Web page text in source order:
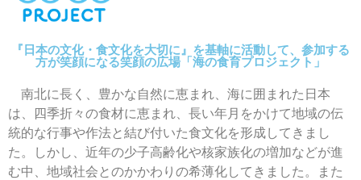
『日本の文化・食文化を大切に』を基軸に活動して、参加する
方が笑顔になる笑顔の広場「海の食育プロジェクト」
南北に長く、豊かな自然に恵まれ、海に囲まれた日本
は、四季折々の食材に恵まれ、長い年月をかけて地域の伝
統的な行事や作法と結び付いた食文化を形成してきまし
た。しかし、近年の少子高齢化や核家族化の増加などが進
む中、地域社会とのかかわりの希薄化してきました。また